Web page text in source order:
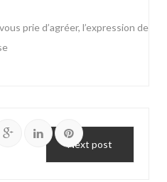
prie d’agréer, l’expression de
Next post